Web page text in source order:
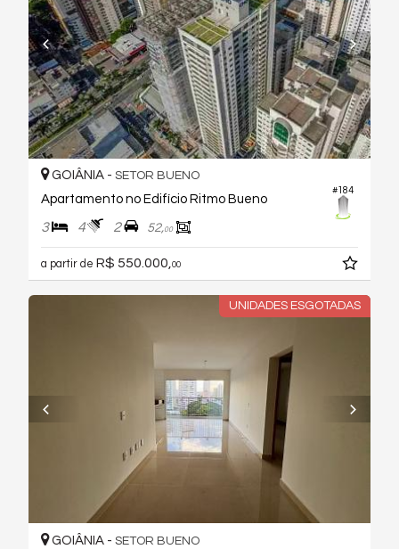
#184
GOIÂNIA - SETOR BUENO
Apartamento no Edifício Ritmo Bueno
3 4 2 52,00
a partir de R$ 550.000,00
UNIDADES ESGOTADAS
GOIÂNIA - SETOR BUENO